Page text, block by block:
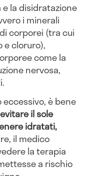
la disidratazione
i minerali
corporei (tra cui
e cloruro),
come la
nervosa,
è bene
evitare il sole
idratati,
il medico
la terapia
a rischio